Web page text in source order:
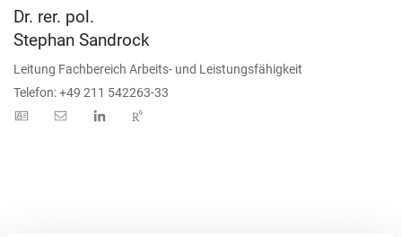
Dr. rer. pol.
Stephan Sandrock
Leitung Fachbereich Arbeits- und Leistungsfähigkeit
Telefon: +49 211 542263-33